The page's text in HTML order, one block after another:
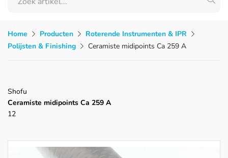
Home Producten
Roterende Instrumenten & IPR
Polijsten & Finishing
Ceramiste midipoints Ca 259 A
Shofu
Ceramiste midipoints Ca 259 A
12